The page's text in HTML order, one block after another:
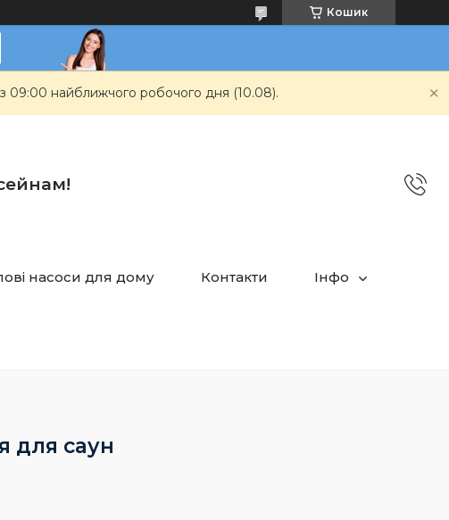
Кошик
09:00 найближчого робочого дня (10.08).
насоси для дому Контакти Інфо
для саун